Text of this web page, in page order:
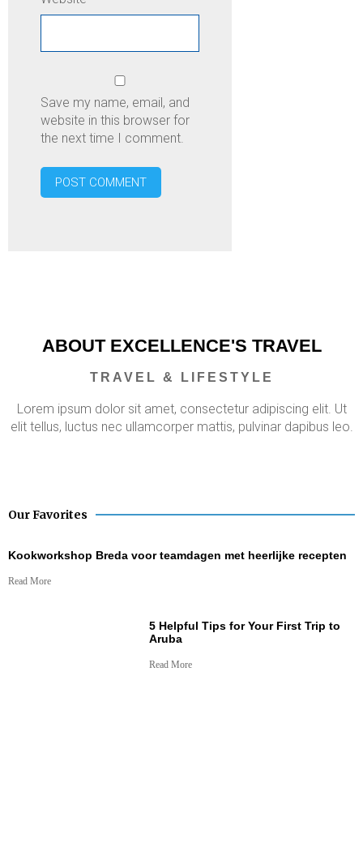
Save my name, email, and
website in this browser for
the next time I comment.
ABOUT EXCELLENCE'S TRAVEL
TRAVEL & LIFESTYLE
Lorem ipsum dolor sit amet, consectetur adipiscing elit. Ut
elit tellus, luctus nec ullamcorper mattis, pulvinar dapibus leo.
Our Favorites
Kookworkshop Breda voor teamdagen met heerlijke recepten
Read More
5 Helpful Tips for Your First Trip to
Aruba
Read More